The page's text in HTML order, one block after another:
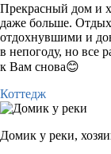
Прекрасный дом и
даже больше.
отдохнувшими и
в непогоду, но все
к Вам снова😊
Коттедж
Домик у реки,